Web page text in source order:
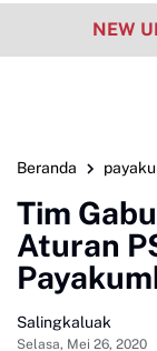
NEW
Beranda
Tim
Aturan
Salingkaluak
Selasa, Mei 26, 2020